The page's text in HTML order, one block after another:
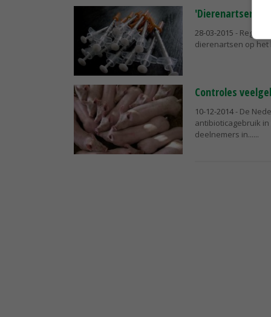
'Dierenartsen in
28-03-2015 -
dierenartsen op
Controles
10-12-2014- De
antibioticagebruik
deelnemers in...